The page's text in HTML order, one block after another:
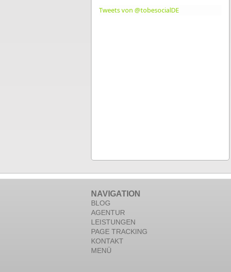
Tweets von @tobesocialDE
NAVIGATION
BLOG
AGENTUR
LEISTUNGEN
PAGE TRACKING
KONTAKT
MENÜ